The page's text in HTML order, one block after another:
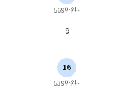
569만원~
9
16
539만원~